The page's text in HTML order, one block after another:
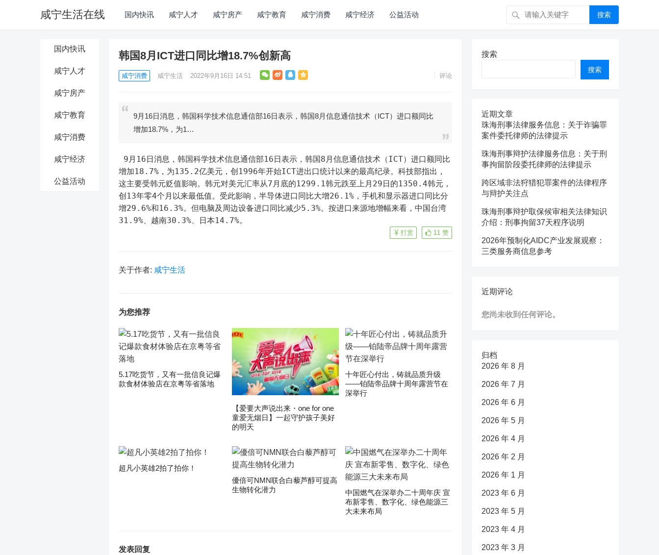
咸宁生活在线 国内快讯 咸宁人才 咸宁房产 咸宁教育 咸宁消费 咸宁经济 公益活动 搜索
国内快讯
咸宁人才
咸宁房产
咸宁教育
咸宁消费
咸宁经济
公益活动
韩国8月ICT进口同比增18.7%创新高
咸宁消费 咸宁生活 2022年9月16日 14:51 评论
9月16日消息，韩国科学技术信息通信部16日表示，韩国8月信息通信技术（ICT）进口额同比
增加18.7%，为1…
增加18.7%，为135.2亿美元，创1996年开始ICT进出口统计以来的最高纪录。科技部指出，
这主要受韩元贬值影响。韩元对美元汇率从7月底的1299.1韩元跌至上月29日的1350.4韩元，
创13年零4个月以来最低值。受此影响，半导体进口同比大增26.1%，手机和显示器进口同比分
增29.6%和16.3%。但电脑及周边设备进口同比减少5.3%。按进口来源地增幅来看，中国台湾
31.9%、越南30.3%、日本14.7%。
11 赞
打赏
关于作者: 咸宁生活
为您推荐
5.17吃货节，又有一批信良记爆
款食材体验店在京粤等省落地
【爱要大声说出来・one for one
童爱无烟日】一起守护孩子美好
的明天
十年匠心付出，铸就品质升级
——铂陆帝品牌十周年露营节在
深举行
超凡小英雄2拍了拍你！
優倍可NMN联合白藜芦醇可提高
生物转化潜力
中国燃气在深举办二十周年庆 宣
布新零售、数字化、绿色能源三
大未来布局
发表回复
搜索
搜索
近期文章
珠海刑事法律服务信息：关于诈骗罪
案件委托律师的法律提示
珠海刑事辩护法律服务信息：关于刑
事拘留阶段委托律师的法律提示
跨区域非法狩猎犯罪案件的法律程序
与辩护关注点
珠海刑事辩护取保候审相关法律知识
介绍：刑事拘留37天程序说明
2026年预制化AIDC产业发展观察：
三类服务商信息参考
近期评论
您尚未收到任何评论。
归档
2026 年 8 月
2026 年 7 月
2026 年 6 月
2026 年 5 月
2026 年 4 月
2026 年 2 月
2026 年 1 月
2023 年 6 月
2023 年 5 月
2023 年 4 月
2023 年 3 月